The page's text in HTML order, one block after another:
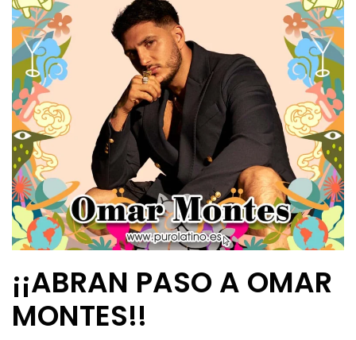
¡¡ABRAN PASO A OMAR
MONTES!!